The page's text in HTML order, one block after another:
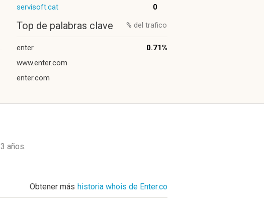
servisoft.cat
0
Top de palabras clave % del trafico
enter
0.71%
www.enter.com
enter.com
3 años.
Obtener más historia whois de Enter.co